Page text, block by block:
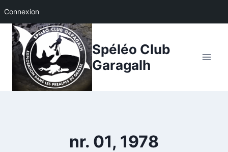
Connexion
Aller
contenu
Spéléo Club
Garagalh
nr. 01, 1978